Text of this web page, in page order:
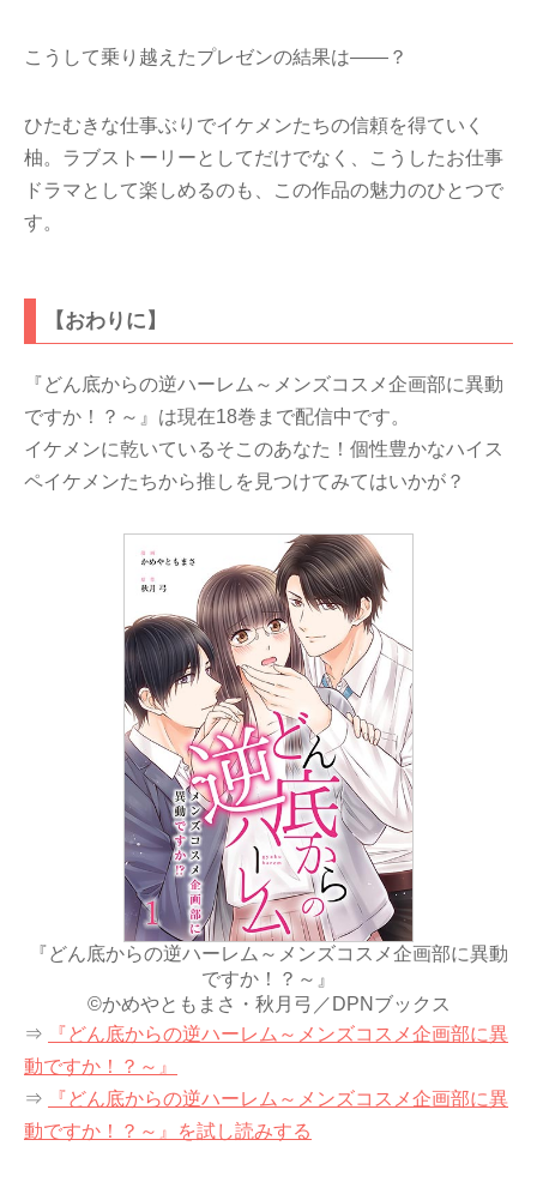
こうして乗り越えたプレゼンの結果は――？
ひたむきな仕事ぶりでイケメンたちの信頼を得ていく
柚。ラブストーリーとしてだけでなく、こうしたお仕事
ドラマとして楽しめるのも、この作品の魅力のひとつで
す。
【おわりに】
『どん底からの逆ハーレム～メンズコスメ企画部に異動
ですか！？～』は現在18巻まで配信中です。
イケメンに乾いているそこのあなた！個性豊かなハイス
ペイケメンたちから推しを見つけてみてはいかが？
『どん底からの逆ハーレム～メンズコスメ企画部に異動
ですか！？～』
©かめやともまさ・秋月弓／DPNブックス
⇒
『どん底からの逆ハーレム～メンズコスメ企画部に異
動ですか！？～』
⇒
『どん底からの逆ハーレム～メンズコスメ企画部に異
動ですか！？～』を試し読みする